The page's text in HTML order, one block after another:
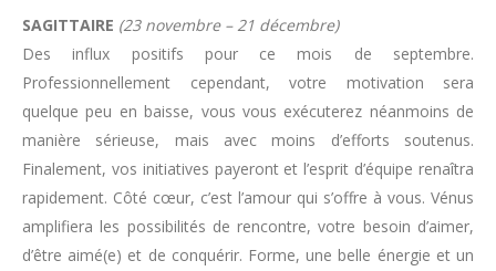
SAGITTAIRE (23 novembre – 21 décembre)
Des influx positifs pour ce mois de septembre.
Professionnellement cependant, votre motivation sera
quelque peu en baisse, vous vous exécuterez néanmoins de
manière sérieuse, mais avec moins d’efforts soutenus.
Finalement, vos initiatives payeront et l’esprit d’équipe renaîtra
rapidement. Côté cœur, c’est l’amour qui s’offre à vous. Vénus
amplifiera les possibilités de rencontre, votre besoin d’aimer,
d’être aimé(e) et de conquérir. Forme, une belle énergie et un